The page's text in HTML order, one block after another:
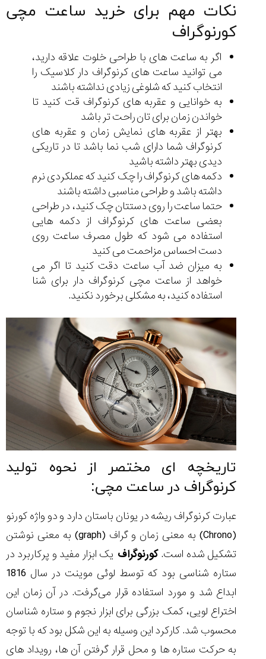
نکات مهم برای خرید ساعت مچی
کورنوگراف
اگر به ساعت های با طراحی خلوت علاقه دارید،
می توانید ساعت های کرنوگراف دار کلاسیک را
انتخاب کنید که شلوغی زیادی نداشته باشند
به خوانایی و عقربه های کرنوگراف قت کنید تا
خواندن زمان برای تان راحت تر باشد
بهتر از عقربه های نمایش زمان و عقربه های
کرنوگراف شما دارای شب نما باشد تا در تاریکی
دیدی بهتر داشته باشید
دکمه های کرنوگراف را چک کنید که عملکردی نرم
داشته باشد و طراحی مناسبی داشته باشند
حتما ساعت را روی دستتان چک کنید، در طراحی
بعضی ساعت های کرنوگراف از دکمه هایی
استفاده می شود که طول مصرف ساعت روی
دست احساس مزاحمت می کنید
به میزان ضد آب ساعت دقت کنید تا اگر می
خواهد از ساعت مچی کرنوگراف دار برای شنا
استفاده کنید، به مشکلی برخورد نکنید.
تاریخچه ای مختصر از نحوه تولید
کرنوگراف در ساعت مچی:
عبارت کرنوگراف ریشه در یونان باستان دارد و دو واژه کورنو
(Chrono) به معنی زمان و گراف (graph) به معنی نوشتن
تشکیل شده است.کورنوگراف یک ابزار مفید و پرکاربرد در
ستاره شناسی بود که توسط لوئی موینت در سال 1816
ابداع شد و مورد استفاده قرار می‌گرفت. در آن زمان این
اختراع لویی، کمک بزرگی برای ابزار نجوم و ستاره شناسان
محسوب شد. کارکرد این وسیله به این شکل بود که با توجه
به حرکت ستاره ها و محل قرار گرفتن آن ها، رویداد های